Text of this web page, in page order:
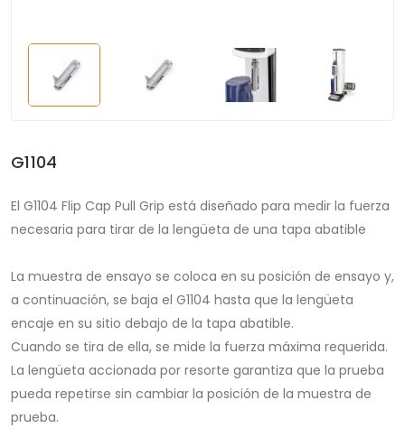
G1104
El G1104 Flip Cap Pull Grip está diseñado para medir la fuerza
necesaria para tirar de la lengüeta de una tapa abatible
La muestra de ensayo se coloca en su posición de ensayo y,
a continuación, se baja el G1104 hasta que la lengüeta
encaje en su sitio debajo de la tapa abatible.
Cuando se tira de ella, se mide la fuerza máxima requerida.
La lengüeta accionada por resorte garantiza que la prueba
pueda repetirse sin cambiar la posición de la muestra de
prueba.